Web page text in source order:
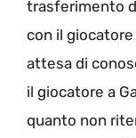
trasferimento
con il giocatore
attesa di
il giocatore a
quanto non